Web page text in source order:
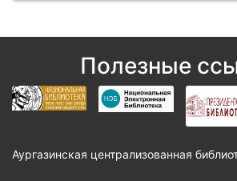
Полезные
Аургазинская централизованная